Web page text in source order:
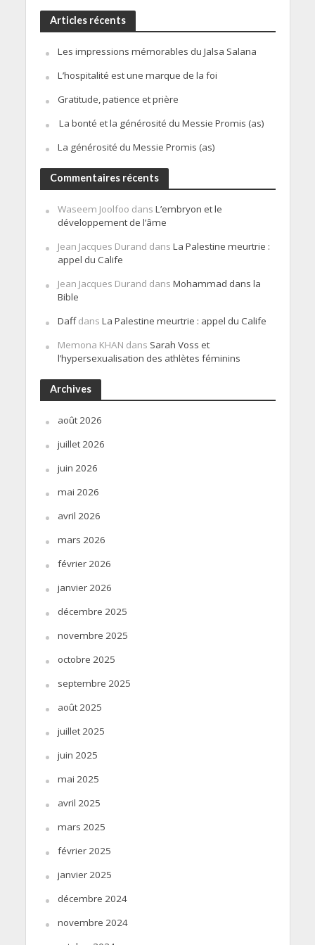
Articles récents
Les impressions mémorables du Jalsa Salana
L’hospitalité est une marque de la foi
Gratitude, patience et prière
La bonté et la générosité du Messie Promis (as)
La générosité du Messie Promis (as)
Commentaires récents
Waseem Joolfoo dans L’embryon et le
développement de l’âme
Jean Jacques Durand dans La Palestine meurtrie :
appel du Calife
Jean Jacques Durand dans Mohammad dans la
Bible
Daffdans La Palestine meurtrie : appel du Calife
Memona KHAN dans Sarah Voss et
l’hypersexualisation des athlètes féminins
Archives
août 2026
juillet 2026
juin 2026
mai 2026
avril 2026
mars 2026
février 2026
janvier 2026
décembre 2025
novembre 2025
octobre 2025
septembre 2025
août 2025
juillet 2025
juin 2025
mai 2025
avril 2025
mars 2025
février 2025
janvier 2025
décembre 2024
novembre 2024